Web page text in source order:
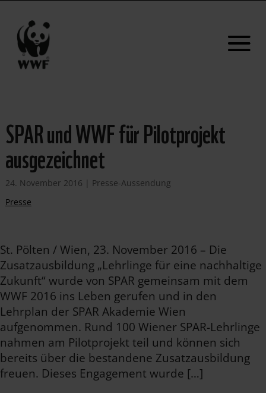
SPAR und WWF für Pilotprojekt
ausgezeichnet
24. November 2016 | Presse-Aussendung
Presse
St. Pölten / Wien, 23. November 2016 – Die
Zusatzausbildung „Lehrlinge für eine nachhaltige
Zukunft“ wurde von SPAR gemeinsam mit dem
WWF 2016 ins Leben gerufen und in den
Lehrplan der SPAR Akademie Wien
aufgenommen. Rund 100 Wiener SPAR-Lehrlinge
nahmen am Pilotprojekt teil und können sich
bereits über die bestandene Zusatzausbildung
freuen. Dieses Engagement wurde […]